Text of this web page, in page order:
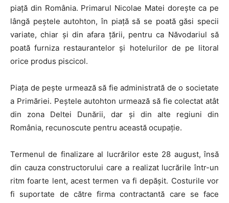
piață din România. Primarul Nicolae Matei dorește ca pe
lângă peștele autohton, în piață să se poată găsi specii
variate, chiar și din afara țării, pentru ca Năvodariul să
poată furniza restaurantelor și hotelurilor de pe litoral
orice produs piscicol.
Piața de pește urmează să fie administrată de o societate
a Primăriei. Peștele autohton urmează să fie colectat atât
din zona Deltei Dunării, dar și din alte regiuni din
România, recunoscute pentru această ocupație.
Termenul de finalizare al lucrărilor este 28 august, însă
din cauza constructorului care a realizat lucrările într-un
ritm foarte lent, acest termen va fi depășit. Costurile vor
fi suportate de către firma contractantă care se face